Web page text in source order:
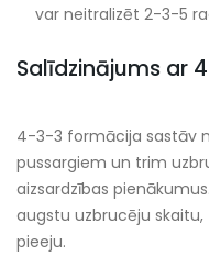
var neitralizēt 2-3-5
Salīdzinājums ar
4-3-3 formācija sastāv
pussargiem un trim
aizsardzības
augstu uzbrucēju
pieeju.